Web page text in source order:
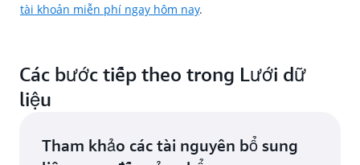
tài khoản miễn phí ngay hôm nay.
Các bước tiếp theo trong Lưới dữ
liệu
Tham khảo các tài nguyên bổ sung